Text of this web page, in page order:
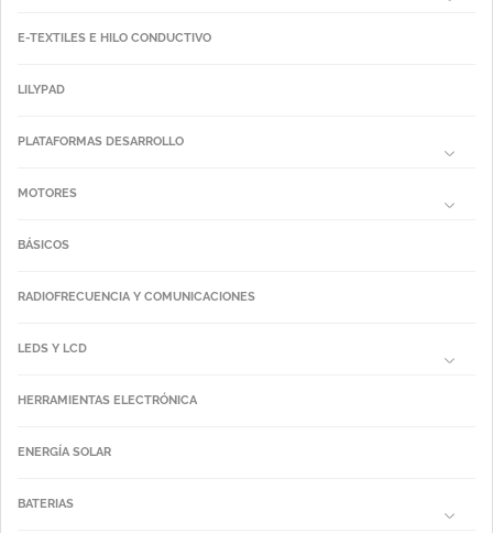
E-TEXTILES E HILO CONDUCTIVO
LILYPAD
PLATAFORMAS DESARROLLO
MOTORES
BÁSICOS
RADIOFRECUENCIA Y COMUNICACIONES
LEDS Y LCD
HERRAMIENTAS ELECTRÓNICA
ENERGÍA SOLAR
BATERIAS